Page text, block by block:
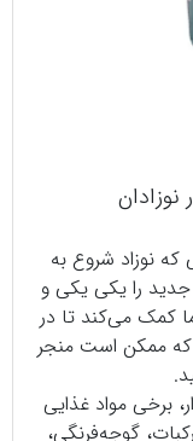
نوزادان
نوزاد شروع به
را یکی یکی و
کمک می‌کند تا در
که ممکن است منجر
برخی مواد غذایی
گوجه‌فرنگی،